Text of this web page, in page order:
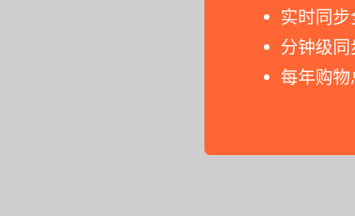
实时同
分钟级
每年购